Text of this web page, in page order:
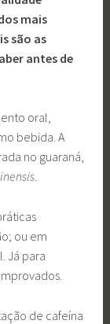
mais
são as
antes de
oral,
bebida. A
no guaraná,
.
ou em
Já para
de cafeína